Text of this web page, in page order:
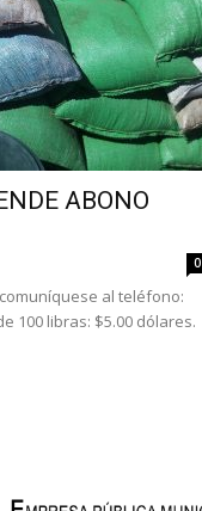
ABONO
0
al teléfono:
100 libras: $5.00 dólares.